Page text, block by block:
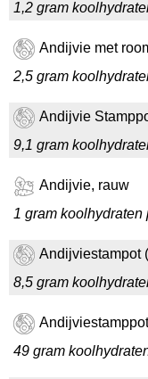
1,2 gram
Andijvie met
2,5 gram
Andijvie
9,1 gram
Andijvie, rauw
1 gram koolhydraten
Andijviestampot
8,5 gram
49 gram